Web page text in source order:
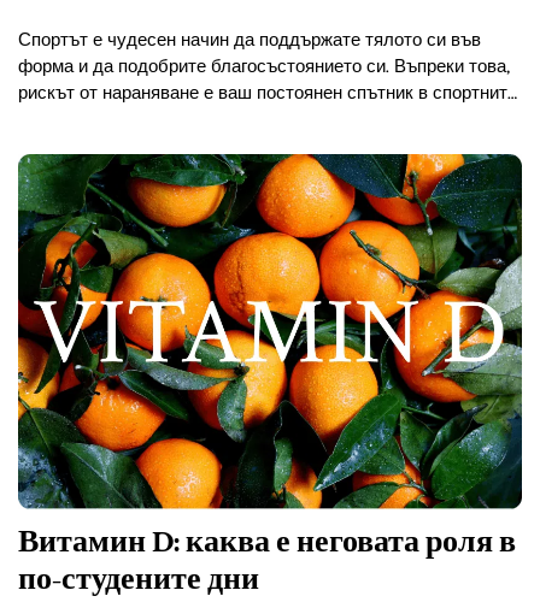
Спортът е чудесен начин да поддържате тялото си във
форма и да подобрите благосъстоянието си. Въпреки това,
рискът от нараняване е ваш постоянен спътник в спортните
Витамин D: каква е неговата роля в
по-студените дни